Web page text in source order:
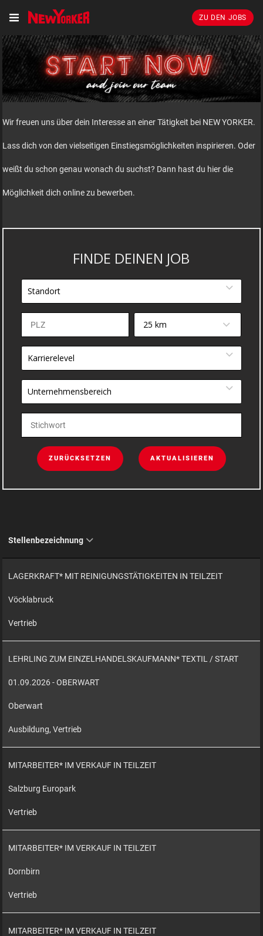
ZU DEN JOBS
Wir freuen uns über dein Interesse an einer Tätigkeit bei NEW YORKER.
Lass dich von den vielseitigen Einstiegsmöglichkeiten inspirieren. Oder
weißt du schon genau wonach du suchst? Dann hast du hier die
Möglichkeit dich online zu bewerben.
FINDE DEINEN JOB
Standort
25 km
Karrierelevel
Unternehmensbereich
ZURÜCKSETZEN AKTUALISIEREN
Stellenbezeichnung
LAGERKRAFT* MIT REINIGUNGSTÄTIGKEITEN IN TEILZEIT
Vöcklabruck
Vertrieb
LEHRLING ZUM EINZELHANDELSKAUFMANN* TEXTIL / START
01.09.2026 - OBERWART
Oberwart
Ausbildung, Vertrieb
MITARBEITER* IM VERKAUF IN TEILZEIT
Salzburg Europark
Vertrieb
MITARBEITER* IM VERKAUF IN TEILZEIT
Dornbirn
Vertrieb
MITARBEITER* IM VERKAUF IN TEILZEIT